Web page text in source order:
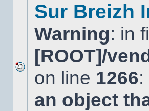
Aucun
nouveau
message
non-
Sur Breizh
Warning: in
[ROOT]/
on line 1266:
an object